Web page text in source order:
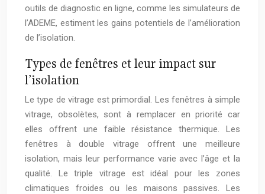
outils de diagnostic en ligne, comme les simulateurs de
l’ADEME, estiment les gains potentiels de l’amélioration
de l’isolation.
Types de fenêtres et leur impact sur
l’isolation
Le type de vitrage est primordial. Les fenêtres à simple
vitrage, obsolètes, sont à remplacer en priorité car
elles offrent une faible résistance thermique. Les
fenêtres à double vitrage offrent une meilleure
isolation, mais leur performance varie avec l’âge et la
qualité. Le triple vitrage est idéal pour les zones
climatiques froides ou les maisons passives. Les